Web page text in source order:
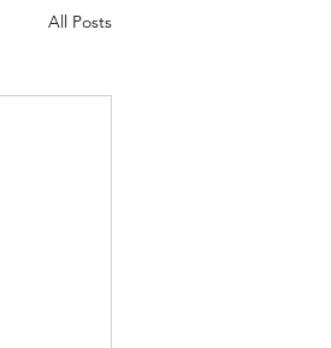
All Posts